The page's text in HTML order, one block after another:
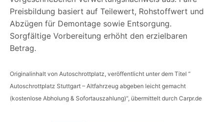
Preisbildung basiert auf Teilewert, Rohstoffwert und
Abzügen für Demontage sowie Entsorgung.
Sorgfältige Vorbereitung erhöht den erzielbaren
Betrag.
Originalinhalt von Autoschrottplatz, veröffentlicht unter dem Titel “
Autoschrottplatz Stuttgart – Altfahrzeug abgeben leicht gemacht
(kostenlose Abholung & Sofortauszahlung)“, übermittelt durch Carpr.de